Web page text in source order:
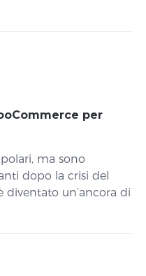
per
ma sono
dopo la crisi del
diventato un’ancora di